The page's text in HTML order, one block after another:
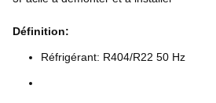
Définition:
Réfrigérant: R404/R22 50 Hz